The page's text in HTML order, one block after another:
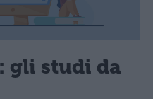
gli studi da